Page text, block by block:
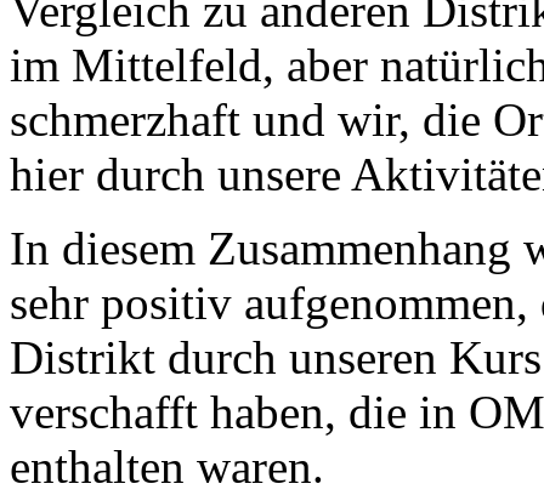
im Mittelfeld, aber
schmerzhaft und wir, die
hier durch unsere
In diesem
sehr positiv
Distrikt durch unseren
verschafft haben, die in
enthalten waren.